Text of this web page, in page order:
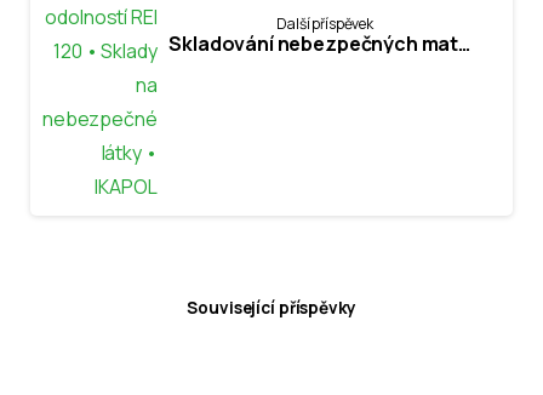
Další příspěvek
Skladování nebezpečných materiálů s protipožární ochranou – protipožární sklady
Související příspěvky